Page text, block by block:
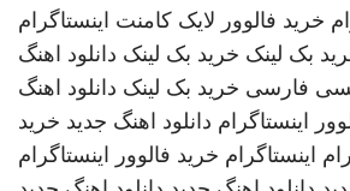
خرید فالوور لایک کامنت اینستاگرام
بک لینک خرید بک لینک دانلود اهنگ
فارسی خرید بک لینک دانلود اهنگ
اینستاگرام دانلود اهنگ جدید خرید
اینستاگرام خرید فالوور اینستاگرام